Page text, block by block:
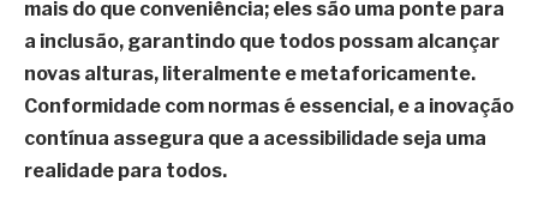
mais do que conveniência; eles são uma ponte para
a inclusão, garantindo que todos possam alcançar
novas alturas, literalmente e metaforicamente.
Conformidade com normas é essencial, e a inovação
contínua assegura que a acessibilidade seja uma
realidade para todos.